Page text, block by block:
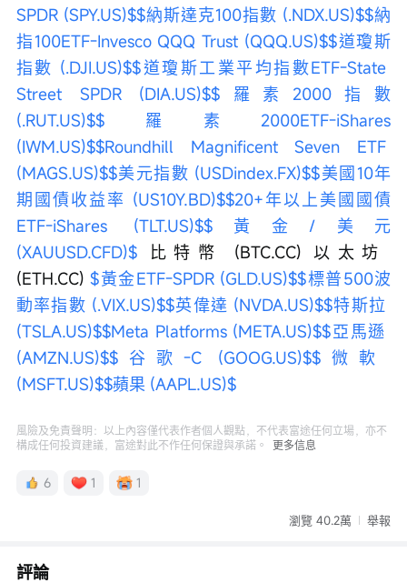
SPDR (SPY.US)$$納斯達克100指數 (.NDX.US)$$納
指100ETF-Invesco QQQ Trust (QQQ.US)$$道瓊斯
指數 (.DJI.US)$$道瓊斯工業平均指數ETF-State
Street SPDR (DIA.US)$$羅素2000指數
(.RUT.US)$$羅素2000ETF-iShares
(IWM.US)$$Roundhill Magnificent Seven ETF
(MAGS.US)$$美元指數 (USDindex.FX)$$美國10年
期國債收益率 (US10Y.BD)$$20+年以上美國國債
ETF-iShares (TLT.US)$$黃金/美元
(XAUUSD.CFD)$ 比特幣 (BTC.CC) 以太坊
(ETH.CC) $黃金ETF-SPDR (GLD.US)$$標普500波
動率指數 (.VIX.US)$$英偉達 (NVDA.US)$$特斯拉
(TSLA.US)$$Meta Platforms (META.US)$$亞馬遜
(AMZN.US)$$谷歌-C (GOOG.US)$$微軟
(MSFT.US)$$蘋果 (AAPL.US)$
風險及免責聲明：以上內容僅代表作者個人觀點，不代表富途任何立場，亦不
構成任何投資建議，富途對此不作任何保證與承諾。
更多信息
6 1 1
瀏覽 40.2萬 舉報
評論